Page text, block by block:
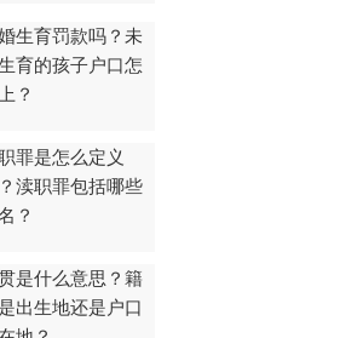
生育罚款吗？未
育的孩子户口怎
？
罪是怎么定义
渎职罪包括哪些
？
是什么意思？籍
出生地还是户口